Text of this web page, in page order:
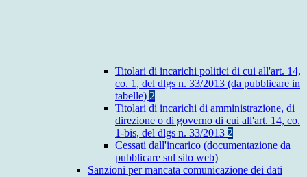
Titolari di incarichi politici di cui all'art. 14,
co. 1, del dlgs n. 33/2013 (da pubblicare in
tabelle) 2
Titolari di incarichi di amministrazione, di
direzione o di governo di cui all'art. 14, co.
1-bis, del dlgs n. 33/2013 2
Cessati dall'incarico (documentazione da
pubblicare sul sito web)
Sanzioni per mancata comunicazione dei dati